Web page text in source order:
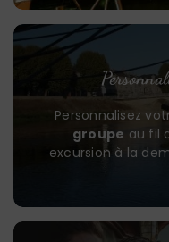
Personnalisez
groupe au fil
excursion à la